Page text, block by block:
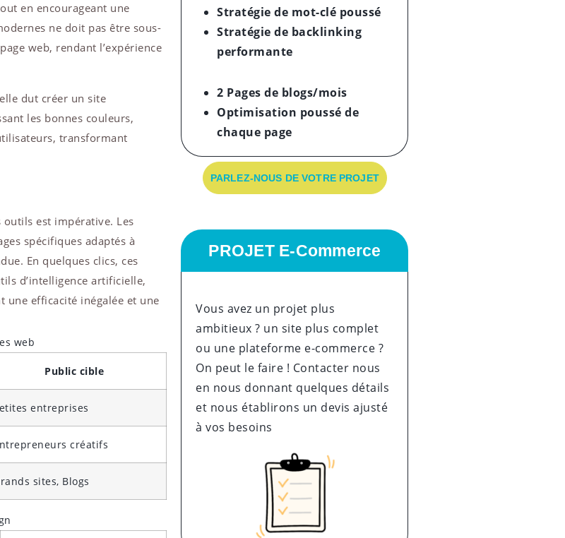
en encourageant une
ne doit pas être sous-
web, rendant l’expérience
dut créer un site
les bonnes couleurs,
transformant
est impérative. Les
spécifiques adaptés à
En quelques clics, ces
d’intelligence artificielle,
efficacité inégalée et une
web
Public cible
entreprises
créatifs
sites, Blogs
Stratégie de mot-clé poussé
Stratégie de backlinking
performante
2 Pages de blogs/mois
Optimisation poussé de
chaque page
PARLEZ-NOUS DE VOTRE PROJET
PROJET E-Commerce
Vous avez un projet plus
ambitieux ? un site plus complet
ou une plateforme e-commerce ?
On peut le faire ! Contacter nous
en nous donnant quelques détails
et nous établirons un devis ajusté
à vos besoins